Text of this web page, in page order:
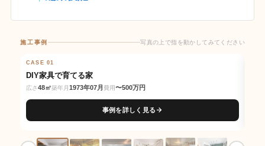
施工事例 写真の上で指を動かしてみてください
BEFORE
写真の上で指を動かしてみてください
CASE 01
DIY家具で育てる家
広さ48㎡築年月 1973年07月 費用〜500万円
事例を詳しく見る